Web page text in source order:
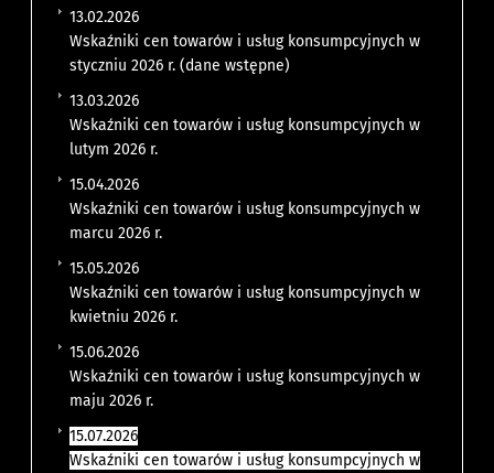
13.02.2026
Wskaźniki cen towarów i usług konsumpcyjnych w
styczniu 2026 r. (dane wstępne)
13.03.2026
Wskaźniki cen towarów i usług konsumpcyjnych w
lutym 2026 r.
15.04.2026
Wskaźniki cen towarów i usług konsumpcyjnych w
marcu 2026 r.
15.05.2026
Wskaźniki cen towarów i usług konsumpcyjnych w
kwietniu 2026 r.
15.06.2026
Wskaźniki cen towarów i usług konsumpcyjnych w
maju 2026 r.
15.07.2026
Wskaźniki cen towarów i usług konsumpcyjnych w